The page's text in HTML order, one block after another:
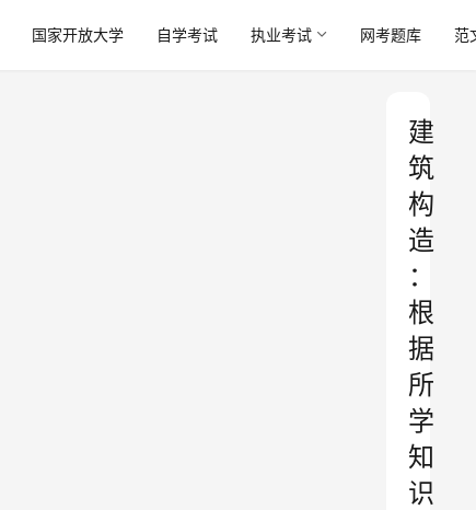
国家开放大学 自学考试 执业考试 网考题库 范
建
筑
构
造
：
根
据
所
学
知
识